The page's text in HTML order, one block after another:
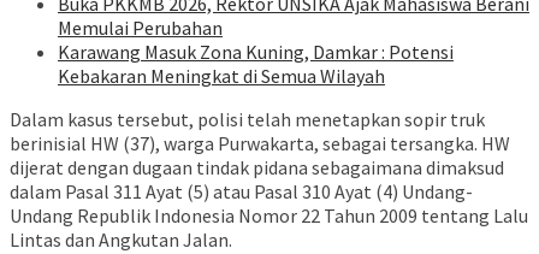
Memulai Perubahan
Karawang Masuk Zona Kuning, Damkar : Potensi
Kebakaran Meningkat di Semua Wilayah
Dalam kasus tersebut, polisi telah menetapkan sopir truk
berinisial HW (37), warga Purwakarta, sebagai tersangka. HW
dijerat dengan dugaan tindak pidana sebagaimana dimaksud
dalam Pasal 311 Ayat (5) atau Pasal 310 Ayat (4) Undang-
Undang Republik Indonesia Nomor 22 Tahun 2009 tentang Lalu
Lintas dan Angkutan Jalan.